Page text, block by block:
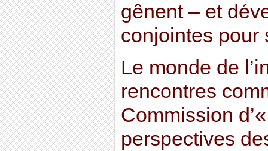
gênent – et
conjointes pour
Le monde de
rencontres
Commission
perspectives